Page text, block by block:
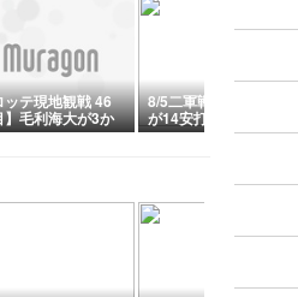
ッテ現地観戦 46
】毛利海大が3か
り勝利！小川龍成
8/5二軍戦結果：打線
が14安打の猛攻！中村
選手が1発！桑原選手